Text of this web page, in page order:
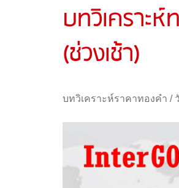
บทวิเคราะ
(ช่วงเช้า)
บทวิเคราะห์ราคาทองคำ /